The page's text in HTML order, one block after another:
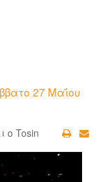
27 Μαΐου
ο Tosin